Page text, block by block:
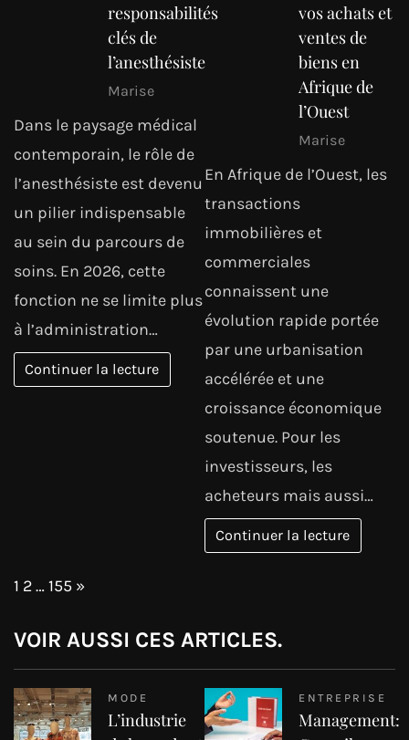
responsabilités
clés de
l’anesthésiste
Marise
Dans le paysage médical
contemporain, le rôle de
l’anesthésiste est devenu
un pilier indispensable
au sein du parcours de
soins. En 2026, cette
fonction ne se limite plus
à l’administration…
Continuer la lecture
vos achats et
ventes de
biens en
Afrique de
l’Ouest
Marise
En Afrique de l’Ouest, les
transactions
immobilières et
commerciales
connaissent une
évolution rapide portée
par une urbanisation
accélérée et une
croissance économique
soutenue. Pour les
investisseurs, les
acheteurs mais aussi…
Continuer la lecture
Page:
1 2…155 Next
»
VOIR AUSSI CES ARTICLES.
MODE
L’industrie
ENTREPRISE
Management: